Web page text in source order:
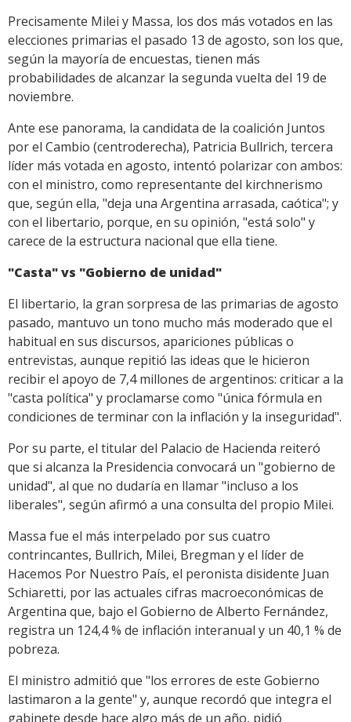
Precisamente Milei y Massa, los dos más votados en las
elecciones primarias el pasado 13 de agosto, son los que,
según la mayoría de encuestas, tienen más
probabilidades de alcanzar la segunda vuelta del 19 de
noviembre.
Ante ese panorama, la candidata de la coalición Juntos
por el Cambio (centroderecha), Patricia Bullrich, tercera
líder más votada en agosto, intentó polarizar con ambos:
con el ministro, como representante del kirchnerismo
que, según ella, "deja una Argentina arrasada, caótica"; y
con el libertario, porque, en su opinión, "está solo" y
carece de la estructura nacional que ella tiene.
"Casta" vs "Gobierno de unidad"
El libertario, la gran sorpresa de las primarias de agosto
pasado, mantuvo un tono mucho más moderado que el
habitual en sus discursos, apariciones públicas o
entrevistas, aunque repitió las ideas que le hicieron
recibir el apoyo de 7,4 millones de argentinos: criticar a la
"casta política" y proclamarse como "única fórmula en
condiciones de terminar con la inflación y la inseguridad".
Por su parte, el titular del Palacio de Hacienda reiteró
que si alcanza la Presidencia convocará un "gobierno de
unidad", al que no dudaría en llamar "incluso a los
liberales", según afirmó a una consulta del propio Milei.
Massa fue el más interpelado por sus cuatro
contrincantes, Bullrich, Milei, Bregman y el líder de
Hacemos Por Nuestro País, el peronista disidente Juan
Schiaretti, por las actuales cifras macroeconómicas de
Argentina que, bajo el Gobierno de Alberto Fernández,
registra un 124,4 % de inflación interanual y un 40,1 % de
pobreza.
El ministro admitió que "los errores de este Gobierno
lastimaron a la gente" y, aunque recordó que integra el
gabinete desde hace algo más de un año, pidió